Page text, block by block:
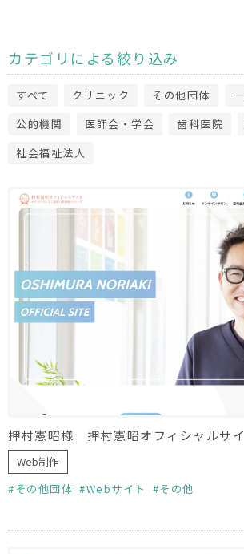
カテゴリによる絞り込み
すべて クリニック その他団体
公的機関
医師会・学会 歯科医院
社会福祉法人
押村憲昭様 押村憲昭オフィシャルサ
Web制作
その他団体
Webサイト
その他